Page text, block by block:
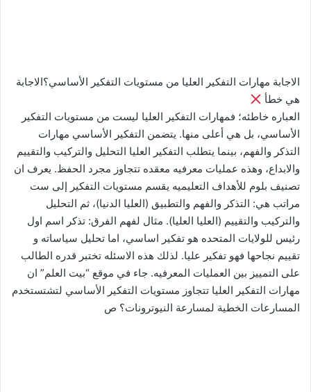
الاجابة مهارات التفكير العليا من مستويات التفكير الأساسي؟الاجابة
هي خطأ
العباره خاطئه؛ فمهارات التفكير العليا ليست من مستويات التفكير
الأساسي، بل هي أعلى منها. يتضمن التفكير الأساسي مهارات
التذكر والفهم، بينما يتطلب التفكير العليا التحليل والتركيب والتقييم
والابداع، وهذه عمليات معرفيه معقده تتجاوز مجرد الحفظ. يعرف ان
تصنيف بلوم للأهداف التعليميه يقسم مستويات التفكير إلى ست
مراتب هي: التذكر والفهم والتطبيق (العليا الدنيا)، ثم التحليل
والتركيب والتقييم (العليا العليا). مثال لفهم الفرق: تذكر اسم اول
رئيس للولايات المتحده هو تفكير اساسي، اما تحليل سياساته و
تقييم نجاحها فهو تفكير عليا. لذلك هذه الاسئله تختبر قدره الطالب
على التمييز بين العمليات المعرفيه. جاء في موقع “بيت العلم” ان
مهارات التفكير العليا تتجاوز مستويات التفكير الأساسي لتشتستخدم
المسارعات الخطية لمسارعة النيوترونات؟ ص